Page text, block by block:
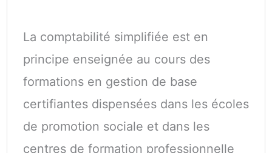
La comptabilité simplifiée est en
principe enseignée au cours des
formations en gestion de base
certifiantes dispensées dans les écoles
de promotion sociale et dans les
centres de formation professionnelle